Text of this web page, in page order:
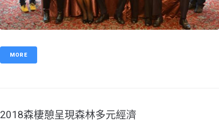
MORE
2018森棲憩呈現森林多元經濟